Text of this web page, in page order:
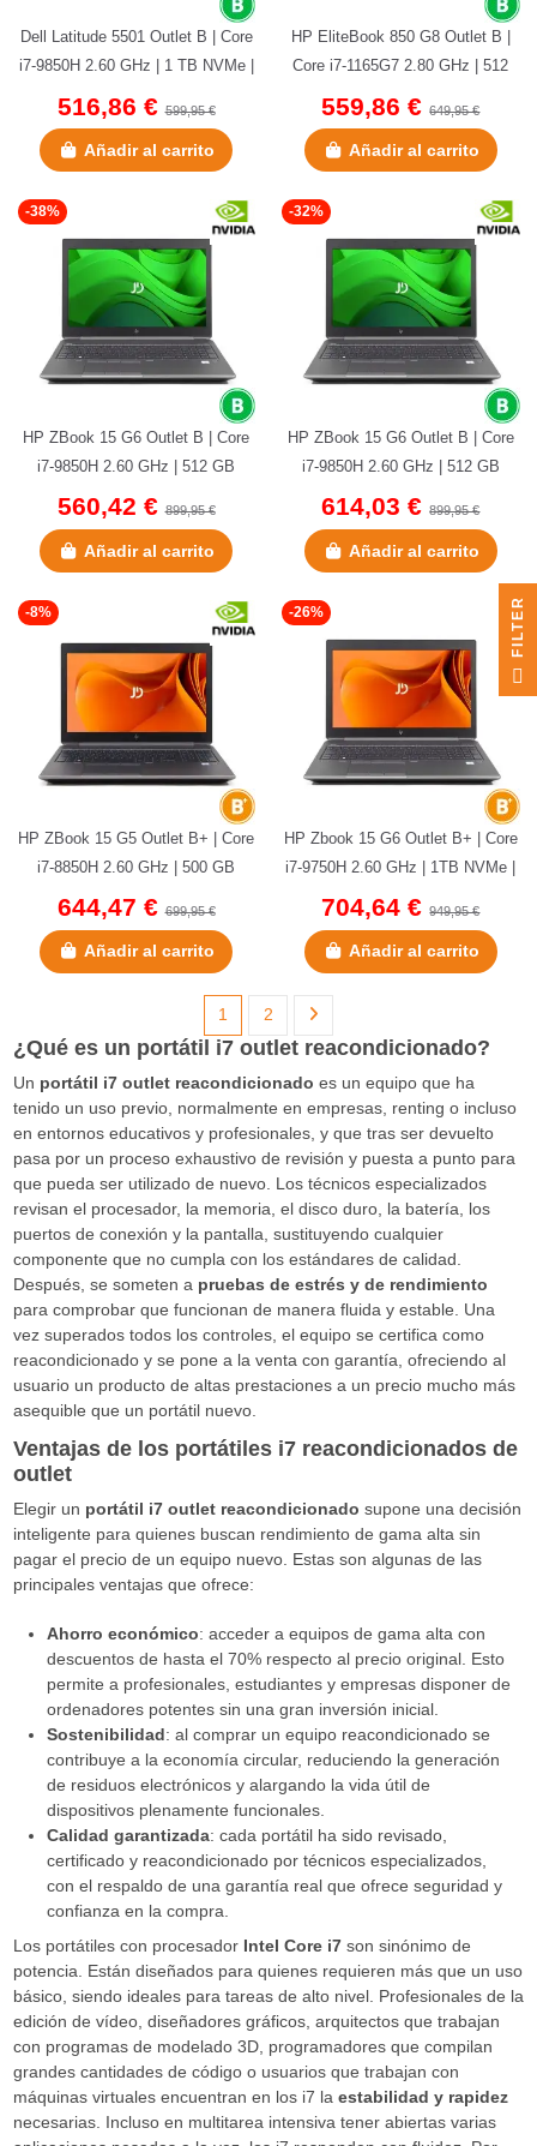
Dell Latitude 5501 Outlet B | Core
i7-9850H 2.60 GHz | 1 TB NVMe |
16 GB DDR4 | 15.6" |...
516,86 €599,95 €
Añadir al carrito
HP EliteBook 850 G8 Outlet B |
Core i7-1165G7 2.80 GHz | 512
GB NVMe | 16 GB DDR4 |...
559,86 €649,95 €
Añadir al carrito
-38%
HP ZBook 15 G6 Outlet B | Core
i7-9850H 2.60 GHz | 512 GB
NVMe | 32 GB DDR4 | 15,5" |...
560,42 €899,95 €
Añadir al carrito
-32%
HP ZBook 15 G6 Outlet B | Core
i7-9850H 2.60 GHz | 512 GB
NVMe | 32 GB DDR4 | 15.6"...
614,03 €899,95 €
Añadir al carrito
-8%
HP ZBook 15 G5 Outlet B+ | Core
i7-8850H 2.60 GHz | 500 GB
NVMe | 32 GB DDR4 | 15,6" |...
644,47 €699,95 €
Añadir al carrito
-26%
HP Zbook 15 G6 Outlet B+ | Core
i7-9750H 2.60 GHz | 1TB NVMe |
32 GB DDR4 | 15.6"...
704,64 €949,95 €
Añadir al carrito
1 2
¿Qué es un portátil i7 outlet reacondicionado?
Un portátil i7 outlet reacondicionado es un equipo que ha
tenido un uso previo, normalmente en empresas, renting o incluso
en entornos educativos y profesionales, y que tras ser devuelto
pasa por un proceso exhaustivo de revisión y puesta a punto para
que pueda ser utilizado de nuevo. Los técnicos especializados
revisan el procesador, la memoria, el disco duro, la batería, los
puertos de conexión y la pantalla, sustituyendo cualquier
componente que no cumpla con los estándares de calidad.
Después, se someten a pruebas de estrés y de rendimiento
para comprobar que funcionan de manera fluida y estable. Una
vez superados todos los controles, el equipo se certifica como
reacondicionado y se pone a la venta con garantía, ofreciendo al
usuario un producto de altas prestaciones a un precio mucho más
asequible que un portátil nuevo.
Ventajas de los portátiles i7 reacondicionados de
outlet
Elegir un portátil i7 outlet reacondicionado supone una decisión
inteligente para quienes buscan rendimiento de gama alta sin
pagar el precio de un equipo nuevo. Estas son algunas de las
principales ventajas que ofrece:
Ahorro económico: acceder a equipos de gama alta con
descuentos de hasta el 70% respecto al precio original. Esto
permite a profesionales, estudiantes y empresas disponer de
ordenadores potentes sin una gran inversión inicial.
Sostenibilidad: al comprar un equipo reacondicionado se
contribuye a la economía circular, reduciendo la generación
de residuos electrónicos y alargando la vida útil de
dispositivos plenamente funcionales.
Calidad garantizada: cada portátil ha sido revisado,
certificado y reacondicionado por técnicos especializados,
con el respaldo de una garantía real que ofrece seguridad y
confianza en la compra.
Los portátiles con procesador Intel Core i7son sinónimo de
potencia. Están diseñados para quienes requieren más que un uso
básico, siendo ideales para tareas de alto nivel. Profesionales de la
edición de vídeo, diseñadores gráficos, arquitectos que trabajan
con programas de modelado 3D, programadores que compilan
grandes cantidades de código o usuarios que trabajan con
máquinas virtuales encuentran en los i7 la estabilidad y rapidez
necesarias. Incluso en multitarea intensiva tener abiertas varias
R